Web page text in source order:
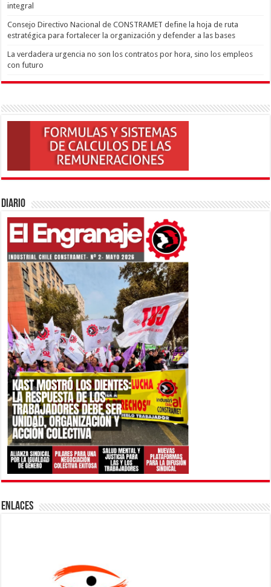
integral
Consejo Directivo Nacional de CONSTRAMET define la hoja de ruta
estratégica para fortalecer la organización y defender a las bases
La verdadera urgencia no son los contratos por hora, sino los empleos
con futuro
Diario
ENLACES